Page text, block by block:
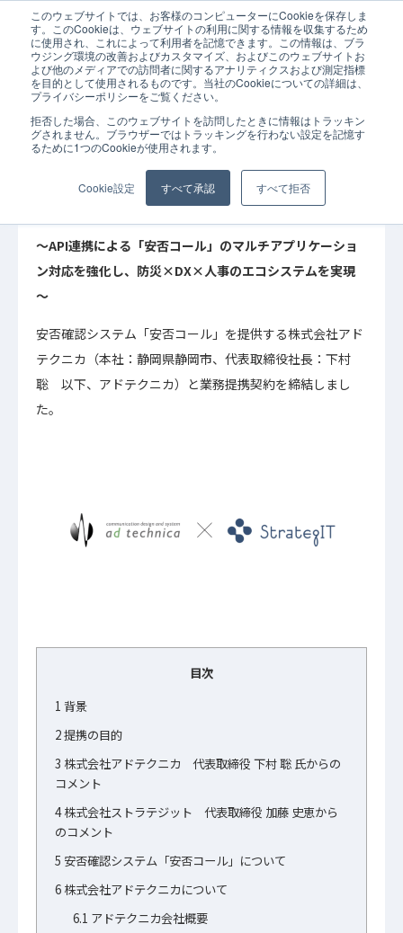
このウェブサイトでは、お客様のコンピューターにCookieを保存しま
す。このCookieは、ウェブサイトの利用に関する情報を収集するため
に使用され、これによって利用者を記憶できます。この情報は、ブラ
ウジング環境の改善およびカスタマイズ、およびこのウェブサイトお
よび他のメディアでの訪問者に関するアナリティクスおよび測定指標
を目的として使用されるものです。当社のCookieについての詳細は、
プライバシーポリシーをご覧ください。
拒否した場合、このウェブサイトを訪問したときに情報はトラッキン
グされません。ブラウザーではトラッキングを行わない設定を記憶す
るために1つのCookieが使用されます。
Cookie設定 すべて承認 すべて拒否
ホーム お知らせ 「安否コール」を提供するアドテクニカと業務提携
2025年08月05日 お知らせ
「安否コール」を提供するアドテクニカと業務
～API連携による「安否コール」のマルチアプリケーショ
ン対応を強化し、防災×DX×人事のエコシステムを実現
～
安否確認システム「安否コール」を提供する株式会社アド
テクニカ（本社：静岡県静岡市、代表取締役社長：下村
聡 以下、アドテクニカ）と業務提携契約を締結しまし
た。
目次
1 背景
2提携の目的
3 株式会社アドテクニカ 代表取締役 下村 聡 氏からの
コメント
4株式会社ストラテジット 代表取締役 加藤 史恵から
のコメント
5 安否確認システム「安否コール」について
6 株式会社アドテクニカについて
6.1 アドテクニカ会社概要